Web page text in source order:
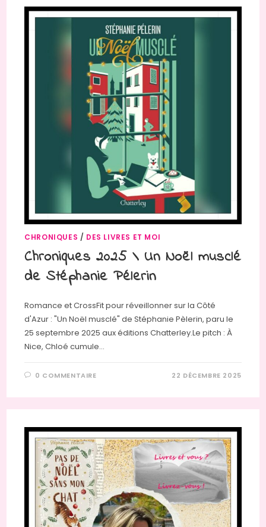
CHRONIQUES / DES LIVRES ET MOI
Chroniques 2025 \ Un Noël musclé
de Stéphanie Pélerin
Romance et CrossFit pour réveillonner sur la Côté
d'Azur : "Un Noël musclé" de Stéphanie Pèlerin, paru le
25 septembre 2025 aux éditions Chatterley.Le pitch : À
Nice, Chloé cumule…
0 COMMENTAIRE 22 DÉCEMBRE 2025